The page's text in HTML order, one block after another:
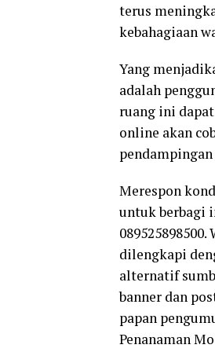
terus
kebahagiaan
Yang
adalah
ruang ini
online akan
Merespon
untuk berbagi
dilengkapi
alternatif
banner dan
papan
Penanaman